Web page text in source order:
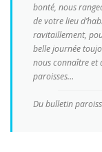
bonté, nous
de votre lieu
ravitaillement,
belle journée
nous connaître et
paroisses…
Du bulletin